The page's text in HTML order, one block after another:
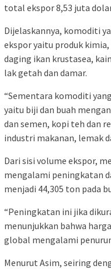
total ekspor 8,53 juta
Dijelaskannya, komoditi
ekspor yaitu produk
daging ikan krustasea,
lak getah dan damar.
“Sementara komoditi
yaitu biji dan buah
dan semen, kopi teh dan
industri makanan, lemak
Dari sisi volume ekspor,
mengalami peningkatan
menjadi 44,305 ton pada
“Peningkatan ini jika
menunjukkan bahwa
global mengalami
Menurut Asim, seiring